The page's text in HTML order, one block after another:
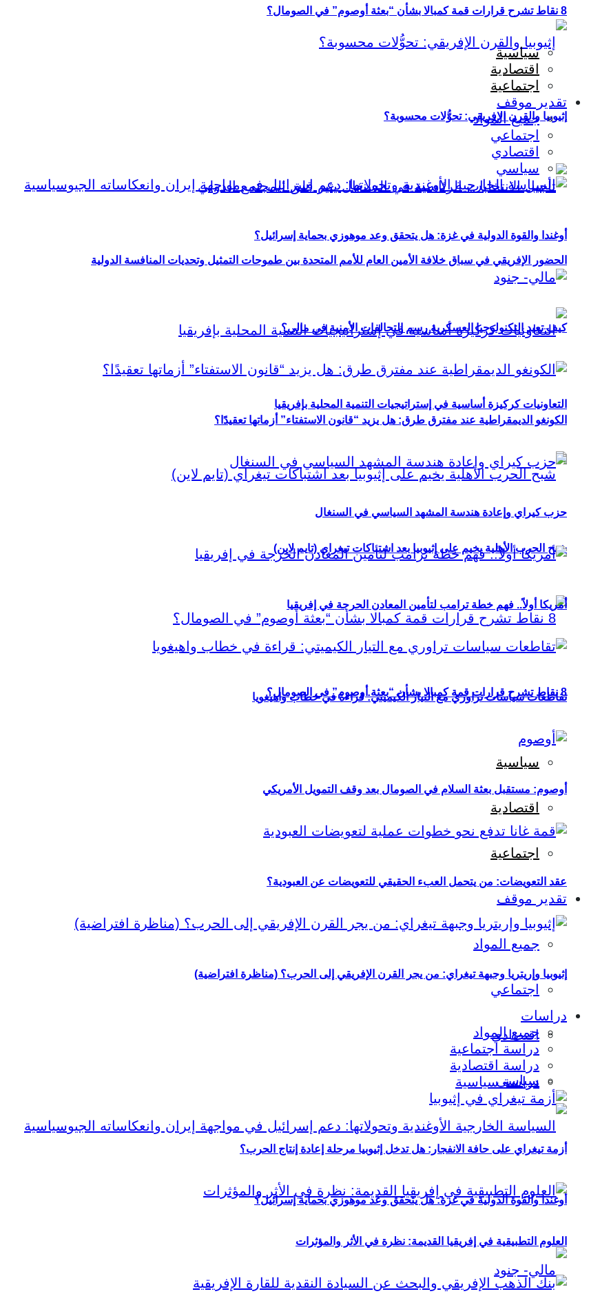
إثيوبيا والقرن الإفريقي: تحوُّلات محسوبة؟
الحضور الإفريقي في سباق خلافة الأمين العام للأمم المتحدة بين طموحات التمثيل وتحديات المنافسة الدولية
التعاونيات كركيزة أساسية في إستراتيجيات التنمية المحلية بإفريقيا
شبح الحرب الأهلية يخيم على إثيوبيا بعد اشتباكات تيغراي (تايم لاين)
8 نقاط تشرح قرارات قمة كمبالا بشأن “بعثة أوصوم” في الصومال؟
سياسية
اقتصادية
اجتماعية
تقدير موقف
جميع المواد
اجتماعي
اقتصادي
سياسي
أوغندا والقوة الدولية في غزة: هل يتحقق وعد موهوزي بحماية إسرائيل؟
8 نقاط تشرح قرارات قمة كمبالا بشأن “بعثة أوصوم” في الصومال؟
سياسية
اقتصادية
اجتماعية
تقدير موقف
جميع المواد
اجتماعي
اقتصادي
سياسي
أوغندا والقوة الدولية في غزة: هل يتحقق وعد موهوزي بحماية إسرائيل؟
كيف تعيد التكنولوجيا العسكرية رسم التحالفات الأمنية في مالي؟
الكونغو الديمقراطية عند مفترق طرق: هل يزيد “قانون الاستفتاء” أزماتها تعقيدًا؟
حزب كيراي وإعادة هندسة المشهد السياسي في السنغال
أمريكا أولاً.. فهم خطة ترامب لتأمين المعادن الحرجة في إفريقيا
تقاطعات سياسات تراوري مع التيار الكيميتي: قراءة في خطاب واهيغويا
أوصوم: مستقبل بعثة السلام في الصومال بعد وقف التمويل الأمريكي
عقد التعويضات: من يتحمل العبء الحقيقي للتعويضات عن العبودية؟
إثيوبيا وإريتريا وجبهة تيغراي: من يجر القرن الإفريقي إلى الحرب؟ (مناظرة افتراضية)
دراسات
جميع المواد
دراسة اجتماعية
دراسة اقتصادية
دراسة سياسية
أزمة تيغراي على حافة الانفجار: هل تدخل إثيوبيا مرحلة إعادة إنتاج الحرب؟
العلوم التطبيقية في إفريقيا القديمة: نظرة في الأثر والمؤثرات